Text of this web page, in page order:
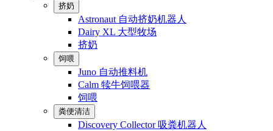
挤奶
Astronaut 自动挤奶机器人
Dairy XL 大型牧场
挤奶
饲喂
Juno 自动推料机
Calm 犊牛饲喂器
饲喂
粪便清洁
Discovery Collector 吸粪机器人